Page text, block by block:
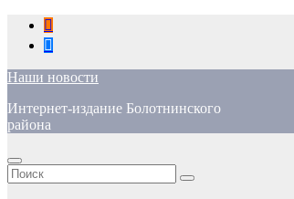
Перейти
содержимому
Наши новости
Интернет-издание Болотнинского
района